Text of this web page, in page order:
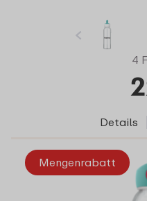
4
Details
Mengenrabatt